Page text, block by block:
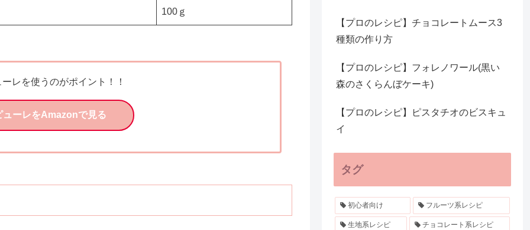
100ｇ
レを使うのがポイント！！
ューレをAmazonで見る
【プロのレシピ】チョコレートムース3
種類の作り方
【プロのレシピ】フォレノワール(黒い
森のさくらんぼケーキ)
【プロのレシピ】ピスタチオのビスキュ
イ
タグ
初心者向け フルーツ系レシピ
生地系レシピ チョコレート系レシピ